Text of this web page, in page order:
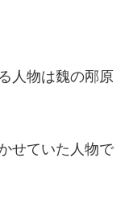
人物は魏の邴原
せていた人物で